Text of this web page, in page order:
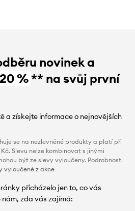
novinek a
20 %** na svůj první
a získejte informace o nejnovějších
se na nezlevněné produkty a platí při
Slevu nelze kombinovat s jinými
být ze slevy vyloučeny. Podrobnosti
vyloučené z akce
přicházelo jen to, co vás
zda vás zajímá: